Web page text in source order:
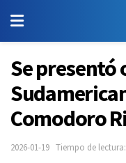
Se
Comodoro
2026-01-19 Tiempo de